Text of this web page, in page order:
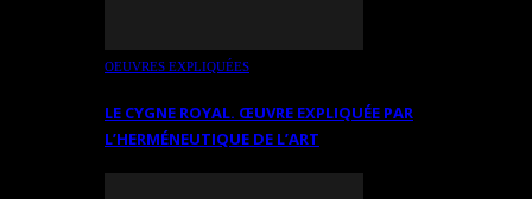
OEUVRES EXPLIQUÉES
LE CYGNE ROYAL. ŒUVRE EXPLIQUÉE PAR
L’HERMÉNEUTIQUE DE L’ART